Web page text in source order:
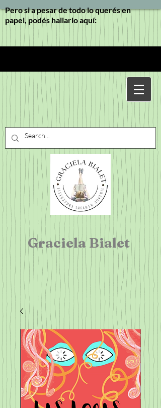
Pero si a pesar de todo lo querés en
papel, podés hallarlo aquí:
Graciela Bialet